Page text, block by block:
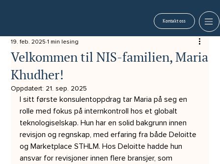
Kontakt oss
Velkommen til NIS-familien, Maria
Khudher!
19. feb. 2025 1 min lesing
Oppdatert: 21. sep. 2025
I sitt første konsulentoppdrag tar Maria på seg en
rolle med fokus på internkontroll hos et globalt
teknologiselskap. Hun har en solid bakgrunn innen
revisjon og regnskap, med erfaring fra både Deloitte
og Marketplace STHLM. Hos Deloitte hadde hun
ansvar for revisjoner innen flere bransjer, som